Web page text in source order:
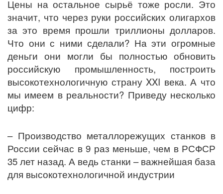
Цены на остальное сырьё тоже росли. Это
значит, что через руки российских олигархов
за это время прошли триллионы долларов.
Что они с ними сделали? На эти огромные
деньги они могли бы полностью обновить
российскую промышленность, построить
высокотехнологичную страну XXI века. А что
мы имеем в реальности? Приведу несколько
цифр:
– Производство металлорежущих станков в
России сейчас в 9 раз меньше, чем в РСФСР
35 лет назад. А ведь станки – важнейшая база
для высокотехнологичной индустрии